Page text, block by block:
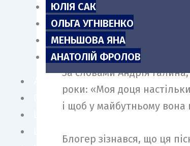
ЮЛІЯ САК
ОЛЬГА УГНІВЕНКО
МЕНЬШОВА ЯНА
АНАТОЛІЙ ФРОЛОВ
ПЕРСОНИ
ШОУ БІЗНЕС
ролики. Тому донька
За словами Андрія
роки: «Моя доця
і щоб у майбутньому вона
Блогер зізнався, що ця